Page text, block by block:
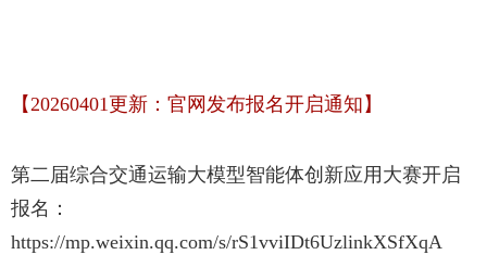
【20260401更新：官网发布报名开启通知】
第二届综合交通运输大模型智能体创新应用大赛开启
报名：
https://mp.weixin.qq.com/s/rS1vviIDt6UzlinkXSfXqA